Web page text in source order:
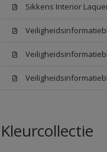
Sikkens Interior
Kleurcollectie